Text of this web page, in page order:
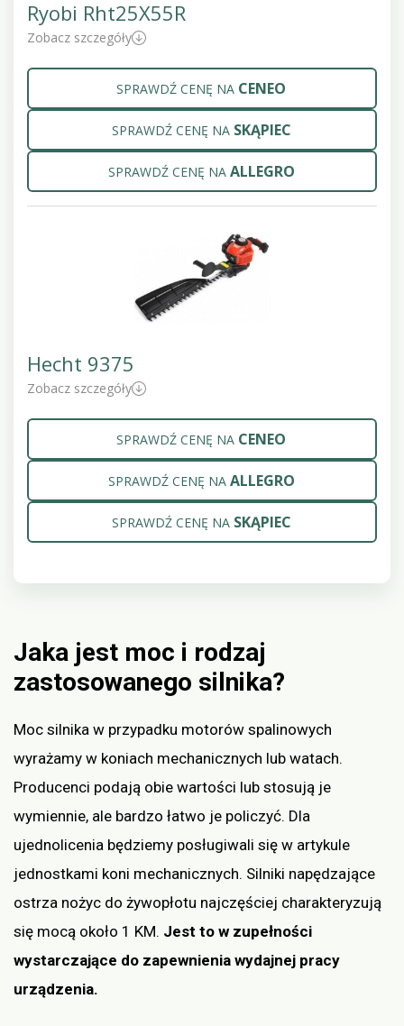
Ryobi Rht25X55R
Zobacz szczegóły
SPRAWDŹ CENĘ NA CENEO
SPRAWDŹ CENĘ NA SKĄPIEC
SPRAWDŹ CENĘ NA ALLEGRO
Hecht 9375
Zobacz szczegóły
SPRAWDŹ CENĘ NA CENEO
SPRAWDŹ CENĘ NA ALLEGRO
SPRAWDŹ CENĘ NA SKĄPIEC
Jaka jest moc i rodzaj
zastosowanego silnika?
Moc silnika w przypadku motorów spalinowych
wyrażamy w koniach mechanicznych lub watach.
Producenci podają obie wartości lub stosują je
wymiennie, ale bardzo łatwo je policzyć. Dla
ujednolicenia będziemy posługiwali się w artykule
jednostkami koni mechanicznych. Silniki napędzające
ostrza nożyc do żywopłotu najczęściej charakteryzują
się mocą około 1 KM. Jest to w zupełności
wystarczające do zapewnienia wydajnej pracy
urządzenia.